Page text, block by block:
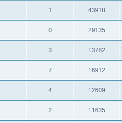
1 43918
0 29135
3 13782
7 16912
4 12609
2 11635